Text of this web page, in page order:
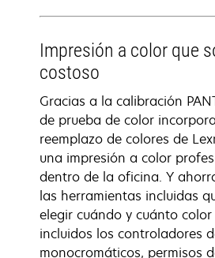
Impresión a color que
costoso
Gracias a la calibración
de prueba de color
reemplazo de colores de
una impresión a color
dentro de la oficina. Y
las herramientas incluidas
elegir cuándo y cuánto
incluidos los controladores
monocromáticos, permisos